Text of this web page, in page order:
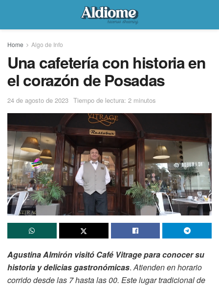
Home Algo de Info
Una cafetería con historia en
el corazón de Posadas
24 de agosto de 2023 Tiempo de lectura: 2 minutos
Agustina Almirón visitó Café Vitrage para conocer su
historia y delicias gastronómicas.Atienden en horario
corrido desde las 7 hasta las 00. Este lugar tradicional de